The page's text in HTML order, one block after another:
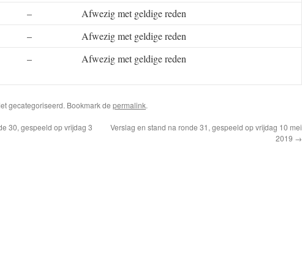
–
Afwezig met geldige reden
–
Afwezig met geldige reden
– Afwezig met geldige reden
gecategoriseerd. Bookmark de permalink.
30, gespeeld op vrijdag 3
Verslag en stand na ronde 31, gespeeld op vrijdag 10 mei
2019 →